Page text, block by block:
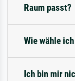
Raum passt?
Wie wähle
Ich bin mir